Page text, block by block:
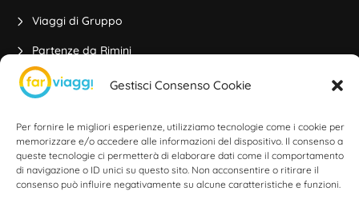
Gestisci Consenso Cookie
Per fornire le migliori esperienze, utilizziamo tecnologie come i cookie per
memorizzare e/o accedere alle informazioni del dispositivo. Il consenso a
queste tecnologie ci permetterà di elaborare dati come il comportamento
di navigazione o ID unici su questo sito. Non acconsentire o ritirare il
consenso può influire negativamente su alcune caratteristiche e funzioni.
Viaggi di Gruppo
Partenze da Rimini
Viaggi di Istruzione
ALTRE INFO
Viaggi di Nozze
Incoming